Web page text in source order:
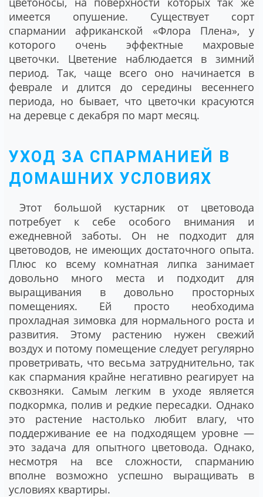
имеется опушение. Существует сорт
спармании африканской «Флора Плена», у
которого очень эффектные махровые
цветочки. Цветение наблюдается в зимний
период. Так, чаще всего оно начинается в
феврале и длится до середины весеннего
периода, но бывает, что цветочки красуются
на деревце с декабря по март месяц.
УХОД ЗА СПАРМАНИЕЙ В
ДОМАШНИХ УСЛОВИЯХ
Этот большой кустарник от цветовода
потребует к себе особого внимания и
ежедневной заботы. Он не подходит для
цветоводов, не имеющих достаточного опыта.
Плюс ко всему комнатная липка занимает
довольно много места и подходит для
выращивания в довольно просторных
помещениях. Ей просто необходима
прохладная зимовка для нормального роста и
развития. Этому растению нужен свежий
воздух и потому помещение следует регулярно
проветривать, что весьма затруднительно, так
как спармания крайне негативно реагирует на
сквозняки. Самым легким в уходе является
подкормка, полив и редкие пересадки. Однако
это растение настолько любит влагу, что
поддерживание ее на подходящем уровне ―
это задача для опытного цветовода. Однако,
несмотря на все сложности, спарманию
вполне возможно успешно выращивать в
условиях квартиры.